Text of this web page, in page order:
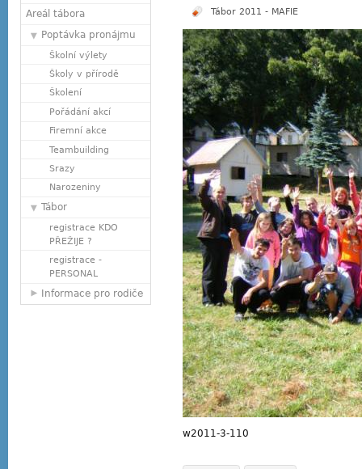
Areál tábora
Poptávka pronájmu
Školní výlety
Školy v přírodě
Školení
Pořádání akcí
Firemní akce
Teambuilding
Srazy
Narozeniny
Tábor
registrace KDO
PŘEŽIJE ?
registrace -
PERSONAL
Informace pro rodiče
Tábor 2011 - MAFIE
w2011-3-110